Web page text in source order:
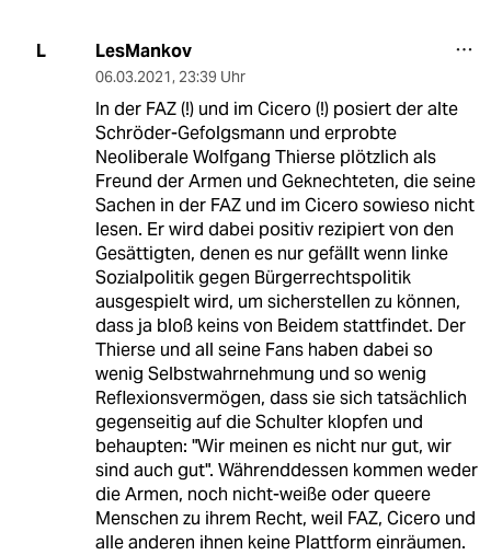
L LesMankov
06.03.2021, 23:39 Uhr
In der FAZ (!) und im Cicero (!) posiert der alte
Schröder-Gefolgsmann und erprobte
Neoliberale Wolfgang Thierse plötzlich als
Freund der Armen und Geknechteten, die seine
Sachen in der FAZ und im Cicero sowieso nicht
lesen. Er wird dabei positiv rezipiert von den
Gesättigten, denen es nur gefällt wenn linke
Sozialpolitik gegen Bürgerrechtspolitik
ausgespielt wird, um sicherstellen zu können,
dass ja bloß keins von Beidem stattfindet. Der
Thierse und all seine Fans haben dabei so
wenig Selbstwahrnehmung und so wenig
Reflexionsvermögen, dass sie sich tatsächlich
gegenseitig auf die Schulter klopfen und
behaupten: "Wir meinen es nicht nur gut, wir
sind auch gut". Währenddessen kommen weder
die Armen, noch nicht-weiße oder queere
Menschen zu ihrem Recht, weil FAZ, Cicero und
alle anderen ihnen keine Plattform einräumen.